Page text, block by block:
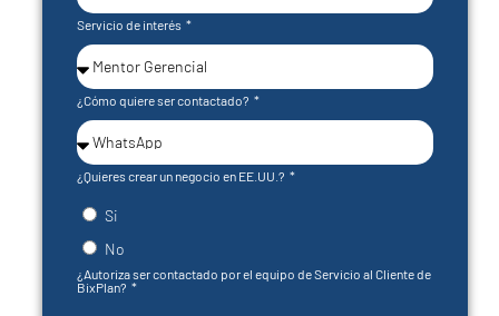
Servicio de interés
¿Cómo quiere ser contactado?
¿Quieres crear un negocio en EE.UU.?
Si
No
¿Autoriza ser contactado por el equipo de Servicio al Cliente de
BixPlan?